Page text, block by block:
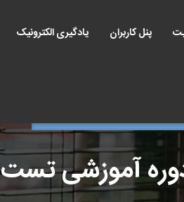
پنل کاربران یادگیری الکترونیک
آموزشی تست